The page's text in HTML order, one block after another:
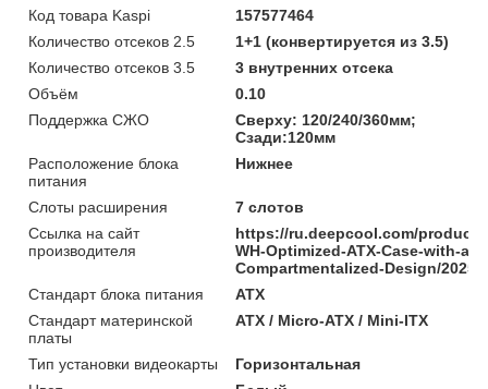
Код товара Kaspi
157577464
Количество отсеков 2.5
1+1 (конвертируется из 3.5)
Количество отсеков 3.5
3 внутренних отсека
Объём
0.10
Поддержка СЖО
Сверху: 120/240/360мм;
Сзади:120мм
Расположение блока
питания
Нижнее
Слоты расширения
7 слотов
Ссылка на сайт
производителя
https://ru.deepcool.com/
WH-Optimized-ATX-Case-with-
Compartmentalized-Design/2025/
Стандарт блока питания
ATX
Стандарт материнской
платы
ATX / Micro-ATX / Mini-ITX
Тип установки видеокарты
Горизонтальная